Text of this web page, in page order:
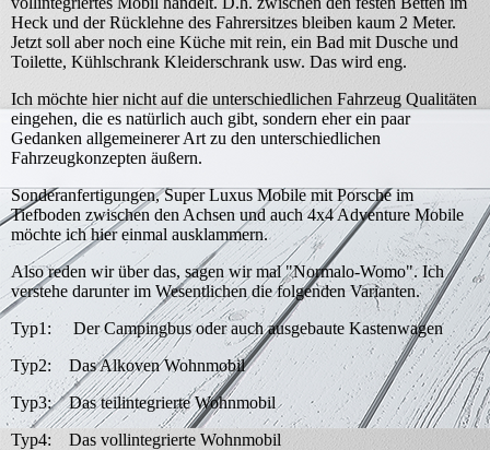
Heck und der Rücklehne des Fahrersitzes bleiben kaum 2 Meter.
Jetzt soll aber noch eine Küche mit rein, ein Bad mit Dusche und
Toilette, Kühlschrank Kleiderschrank usw. Das wird eng.
Ich möchte hier nicht auf die unterschiedlichen Fahrzeug Qualitäten
eingehen, die es natürlich auch gibt, sondern eher ein paar
Gedanken allgemeinerer Art zu den unterschiedlichen
Fahrzeugkonzepten äußern.
Sonderanfertigungen, Super Luxus Mobile mit Porsche im
Tiefboden zwischen den Achsen und auch 4x4 Adventure Mobile
möchte ich hier einmal ausklammern.
Also reden wir über das, sagen wir mal "Normalo-Womo". Ich
verstehe darunter im Wesentlichen die folgenden Varianten.
Typ1: Der Campingbus oder auch ausgebaute Kastenwagen
Typ2: Das Alkoven Wohnmobil
Typ3: Das teilintegrierte Wohnmobil
Typ4: Das vollintegrierte Wohnmobil